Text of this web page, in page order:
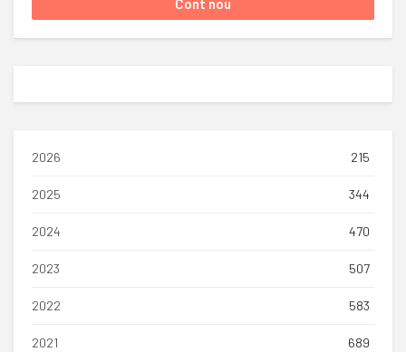
2026 215
2025 344
2024 470
2023 507
2022 583
2021 689